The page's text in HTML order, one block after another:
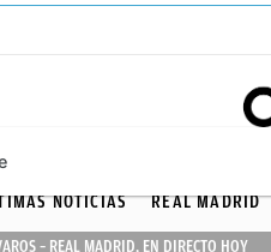
NOTICIAS REAL MADRID
– REAL MADRID, EN DIRECTO HOY